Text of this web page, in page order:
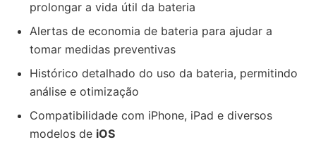
prolongar a vida útil da bateria
Alertas de economia de bateria para ajudar a
tomar medidas preventivas
Histórico detalhado do uso da bateria, permitindo
análise e otimização
Compatibilidade com iPhone, iPad e diversos
modelos de iOS